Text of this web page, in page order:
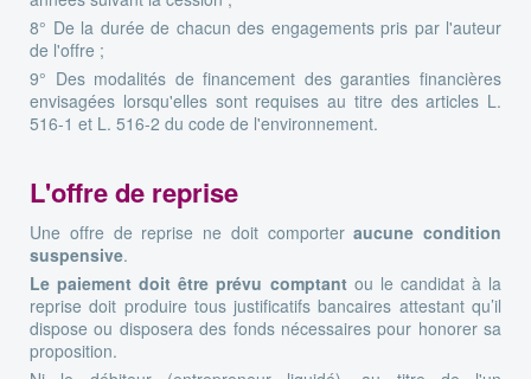
8° De la durée de chacun des engagements pris par l'auteur
de l'offre ;
9° Des modalités de financement des garanties financières
envisagées lorsqu'elles sont requises au titre des articles L.
516-1 et L. 516-2 du code de l'environnement.
L'offre de reprise
Une offre de reprise ne doit comporteraucune condition
suspensive.
Le paiement doit être prévu comptantou le candidat à la
reprise doit produire tous justificatifs bancaires attestant qu’il
dispose ou disposera des fonds nécessaires pour honorer sa
proposition.